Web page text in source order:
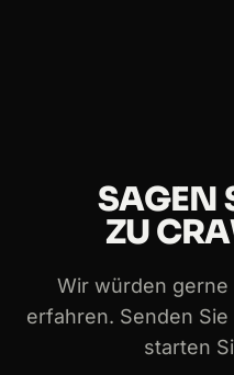
SAGEN
ZU
Wir würden
erfahren. Senden
starten